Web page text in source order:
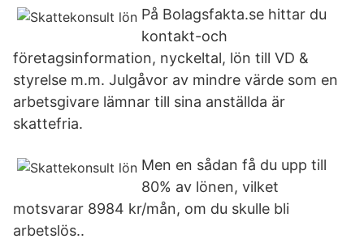
På Bolagsfakta.se hittar du
kontakt-och
företagsinformation, nyckeltal, lön till VD &
styrelse m.m. Julgåvor av mindre värde som en
arbetsgivare lämnar till sina anställda är
skattefria.
Men en sådan få du upp till
80% av lönen, vilket
motsvarar 8984 kr/mån, om du skulle bli
arbetslös..